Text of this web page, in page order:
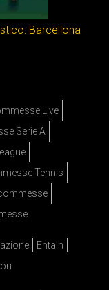
Barcellona
Live
Serie A
Tennis
Entain